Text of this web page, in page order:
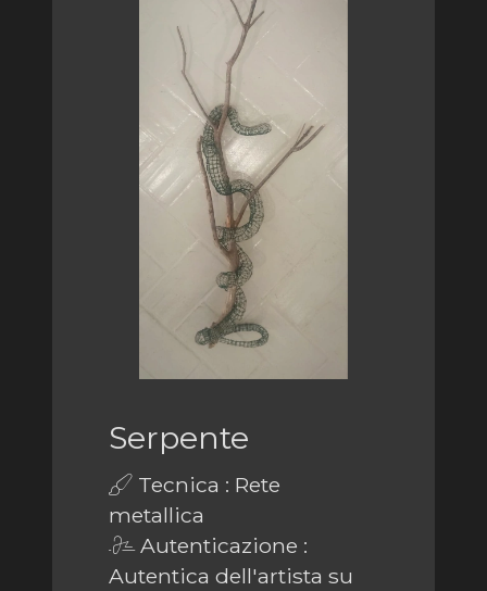
Serpente
Tecnica : Rete
metallica
Autenticazione :
Autentica dell'artista su